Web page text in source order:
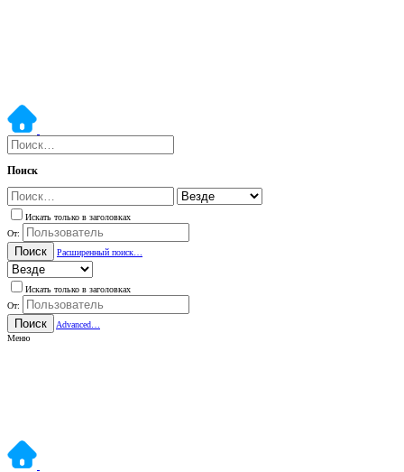
Поиск
Искать только в заголовках
От:
Поиск Расширенный поиск…
Искать только в заголовках
От:
Поиск
Advanced…
Меню